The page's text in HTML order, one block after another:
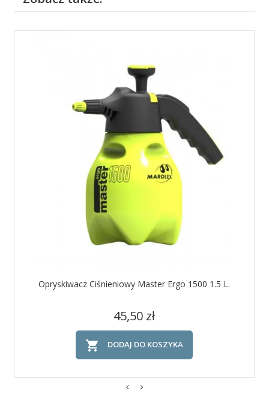
Opryskiwacz Ciśnieniowy Master Ergo 1500 1.5 L.
Cena
45,50 zł
 DODAJ DO KOSZYKA